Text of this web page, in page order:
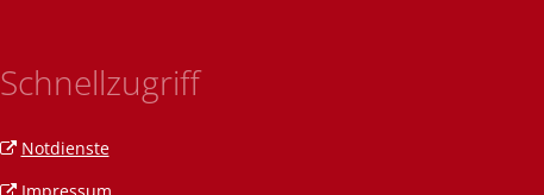
Schnellzugriff
Notdienste